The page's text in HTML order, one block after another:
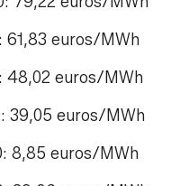
61,83 euros/MWh
48,02 euros/MWh
39,05 euros/MWh
8,85 euros/MWh